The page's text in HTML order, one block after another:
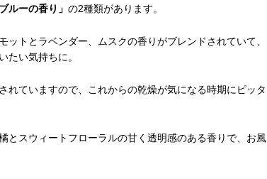
ルーの香り」 の2種類があります。
ットとラベンダー、ムスクの香りがブレンドされていて、
たい気持ちに。
れていますので、これからの乾燥が気になる時期にピッタ
とスウィートフローラルの甘く透明感のある香りで、お風